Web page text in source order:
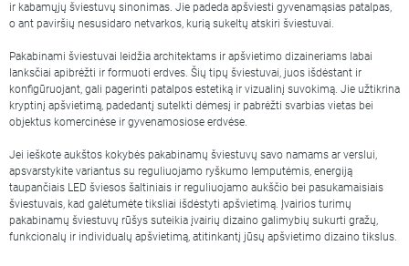
Atsparumo klasė IP20 (375)
Atsparumo klasė IP44 (6)
Gamintojas
ACB iliumination (6)
Ciciriellogroup
Ideal lux (12)
Knikerboker (2)
LEDS C4 (78)
LIGHT4 (10)
Manooi (7)
ir kabamųjų šviestuvų sinonimas. Jie padeda apšviesti gyvenamąsias patalpas,
o ant paviršių nesusidaro netvarkos, kurią sukeltų atskiri šviestuvai.
Pakabinami šviestuvai leidžia architektams ir apšvietimo dizaineriams labai
lanksčiai apibrėžti ir formuoti erdves. Šių tipų šviestuvai, juos išdėstant ir
konfigūruojant, gali pagerinti patalpos estetiką ir vizualinį suvokimą. Jie užtikrina
kryptinį apšvietimą, padedantį sutelkti dėmesį ir pabrėžti svarbias vietas bei
objektus komercinėse ir gyvenamosiose erdvėse.
Jei ieškote aukštos kokybės pakabinamų šviestuvų savo namams ar verslui,
apsvarstykite variantus su reguliuojamo ryškumo lemputėmis, energiją
taupančiais LED šviesos šaltiniais ir reguliuojamo aukščio bei pasukamaisiais
šviestuvais, kad galėtumėte tiksliai išdėstyti apšvietimą. Įvairios turimų
pakabinamų šviestuvų rūšys suteikia įvairių dizaino galimybių sukurti gražų,
funkcionalų ir individualų apšvietimą, atitinkantį jūsų apšvietimo dizaino tikslus.